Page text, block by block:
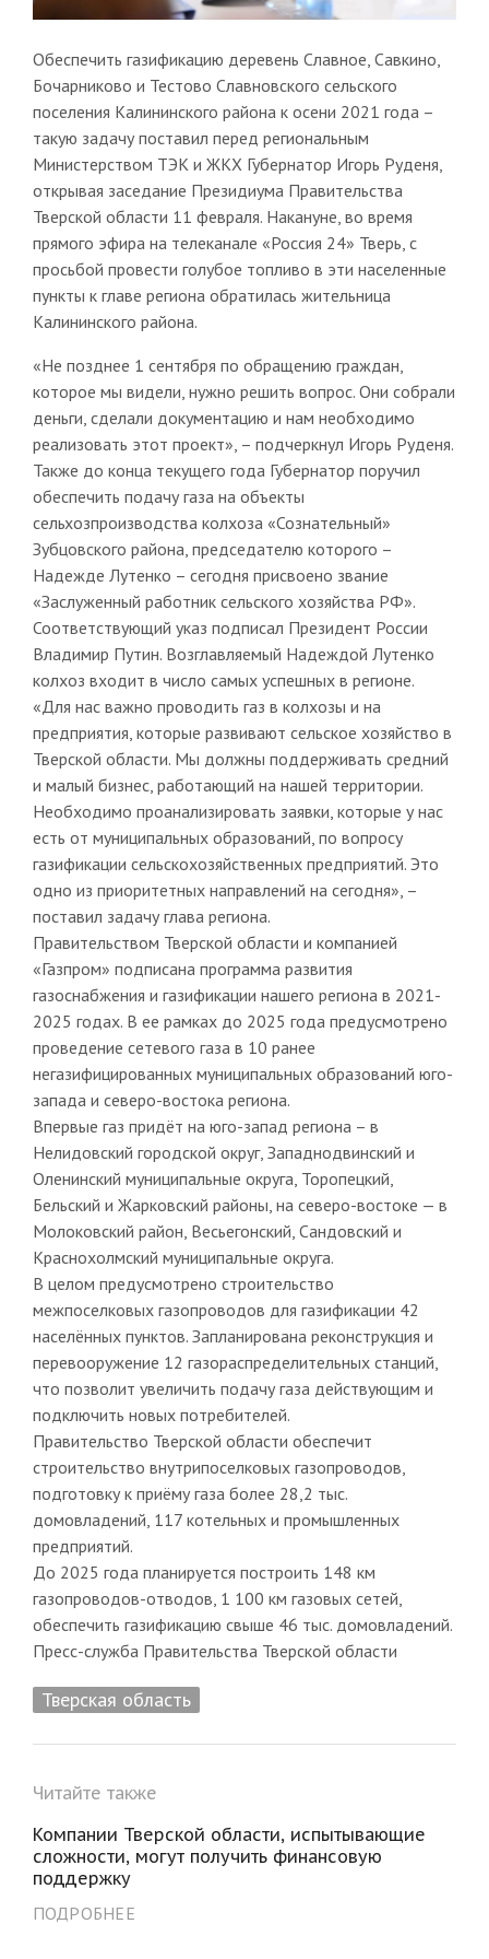
Обеспечить газификацию деревень Славное, Савкино,
Бочарниково и Тестово Славновского сельского
поселения Калининского района к осени 2021 года –
такую задачу поставил перед региональным
Министерством ТЭК и ЖКХ Губернатор Игорь Руденя,
открывая заседание Президиума Правительства
Тверской области 11 февраля. Накануне, во время
прямого эфира на телеканале «Россия 24» Тверь, с
просьбой провести голубое топливо в эти населенные
пункты к главе региона обратилась жительница
Калининского района.
«Не позднее 1 сентября по обращению граждан,
которое мы видели, нужно решить вопрос. Они собрали
деньги, сделали документацию и нам необходимо
реализовать этот проект», – подчеркнул Игорь Руденя.
Также до конца текущего года Губернатор поручил
обеспечить подачу газа на объекты
сельхозпроизводства колхоза «Сознательный»
Зубцовского района, председателю которого –
Надежде Лутенко – сегодня присвоено звание
«Заслуженный работник сельского хозяйства РФ».
Соответствующий указ подписал Президент России
Владимир Путин. Возглавляемый Надеждой Лутенко
колхоз входит в число самых успешных в регионе.
«Для нас важно проводить газ в колхозы и на
предприятия, которые развивают сельское хозяйство в
Тверской области. Мы должны поддерживать средний
и малый бизнес, работающий на нашей территории.
Необходимо проанализировать заявки, которые у нас
есть от муниципальных образований, по вопросу
газификации сельскохозяйственных предприятий. Это
одно из приоритетных направлений на сегодня», –
поставил задачу глава региона.
Правительством Тверской области и компанией
«Газпром» подписана программа развития
газоснабжения и газификации нашего региона в 2021-
2025 годах. В ее рамках до 2025 года предусмотрено
проведение сетевого газа в 10 ранее
негазифицированных муниципальных образований юго-
запада и северо-востока региона.
Впервые газ придёт на юго-запад региона – в
Нелидовский городской округ, Западнодвинский и
Оленинский муниципальные округа, Торопецкий,
Бельский и Жарковский районы, на северо-востоке — в
Молоковский район, Весьегонский, Сандовский и
Краснохолмский муниципальные округа.
В целом предусмотрено строительство
межпоселковых газопроводов для газификации 42
населённых пунктов. Запланирована реконструкция и
перевооружение 12 газораспределительных станций,
что позволит увеличить подачу газа действующим и
подключить новых потребителей.
Правительство Тверской области обеспечит
строительство внутрипоселковых газопроводов,
подготовку к приёму газа более 28,2 тыс.
домовладений, 117 котельных и промышленных
предприятий.
До 2025 года планируется построить 148 км
газопроводов-отводов, 1 100 км газовых сетей,
обеспечить газификацию свыше 46 тыс. домовладений.
Пресс-служба Правительства Тверской области
Тверская область
Читайте также
Компании Тверской области, испытывающие
сложности, могут получить финансовую
поддержку
ПОДРОБНЕЕ